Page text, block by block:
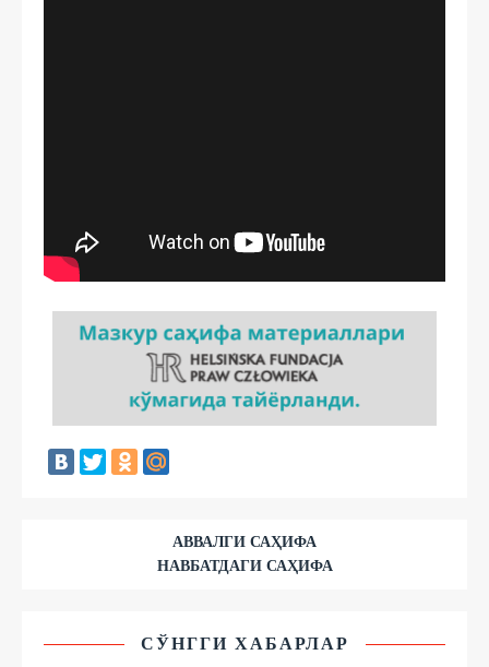
АВВАЛГИ САҲИФА
НАВБАТДАГИ САҲИФА
СЎНГГИ ХАБАРЛАР